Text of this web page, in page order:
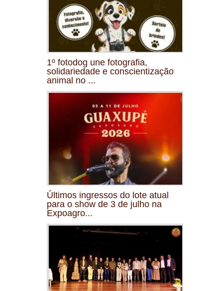
1º fotodog une fotografia,
solidariedade e conscientização
animal no ...
Últimos ingressos do lote atual
para o show de 3 de julho na
Expoagro...